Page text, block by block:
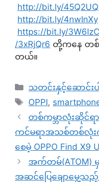
http://bit.ly/
http://bit.ly/4nwInXy
https://bit.ly/
/3xRjQr6 တို့ကနေ တစ်
တယ်။
Categories
သတင်းနှင့်ဆောင်းပါ
Tags
OPPI,
တစ်ကမ္ဘာလုံးဆိုင်
ကင်မရာအသစ်တစ်လုံ
စေမဲ့ OPPO Find X9
အက်တမ်(ATOM)
အဆင်ပြေချောမွေ့သ